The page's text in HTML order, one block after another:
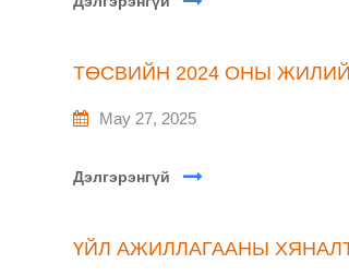
ТӨСВИЙН 2024 ОНЫ
May 27, 2025
Дэлгэрэнгүй
ҮЙЛ АЖИЛЛАГААНЫ